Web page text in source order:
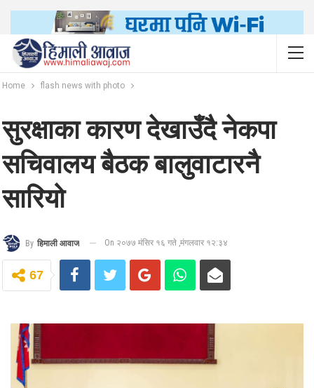
Home flash news with photo
सुरक्षाका कारण देखाउँदै नेकपा
सचिवालय बैठक बालुवाटारनै
सारियो
By हिमाली आवाज On २०७७ मंसिर १६ गते ,मंगलवार १२:३४
67